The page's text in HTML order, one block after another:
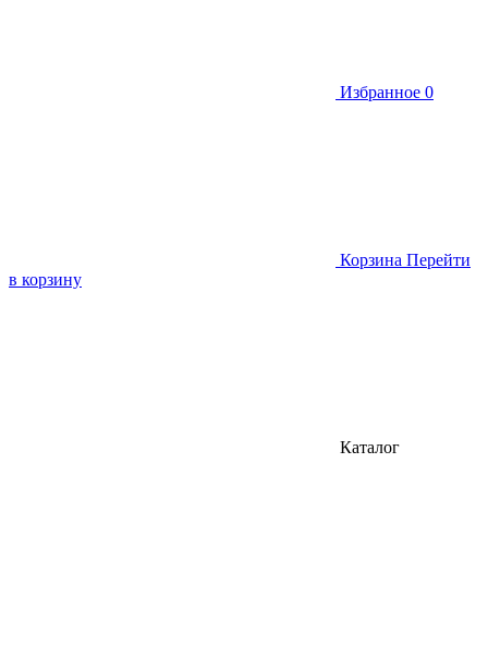
Избранное 0
Корзина Перейти
в корзину
Каталог